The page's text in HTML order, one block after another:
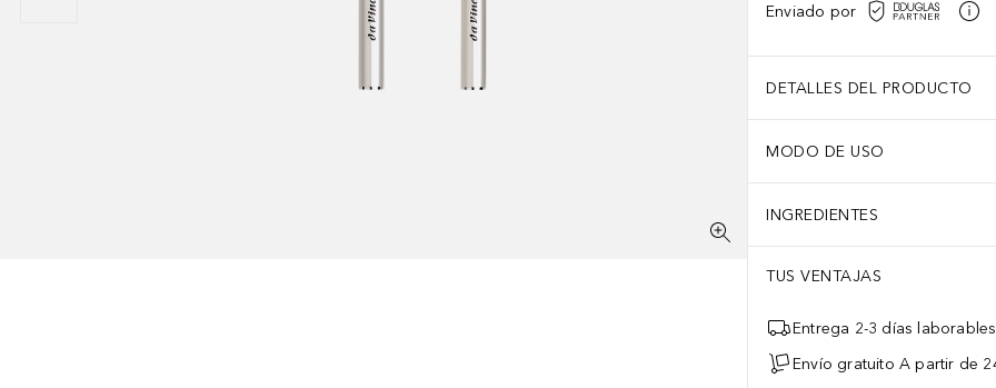
Enviado por
DETALLES DEL PRODUCTO
MODO DE USO
INGREDIENTES
TUS VENTAJAS
Entrega 2-3 días laborables
Envío gratuito A partir de